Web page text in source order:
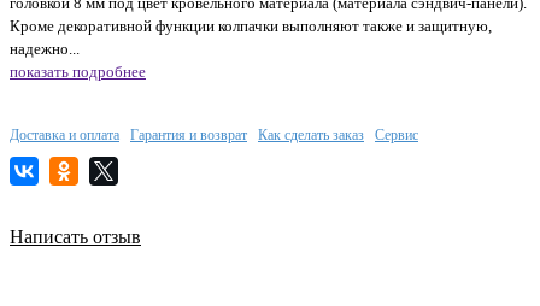
Кроме декоративной функции колпачки выполняют также и защитную,
надежно...
показать подробнее
Доставка и оплата Гарантия и возврат Как сделать заказ Сервис
Написать отзыв